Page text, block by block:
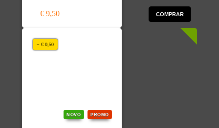
€ 9,50 COMPRAR
NOVO PROMO
− € 0,50